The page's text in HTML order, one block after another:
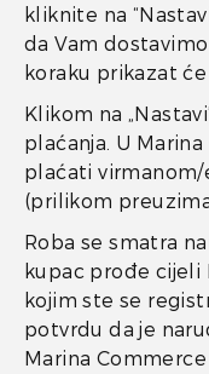
kliknite na
da Vam
koraku prikazat
Klikom na
plaćanja. U
plaćati
(prilikom
Roba se smatra
kupac prođe cijeli
kojim ste se
potvrdu da je
Marina Commerce